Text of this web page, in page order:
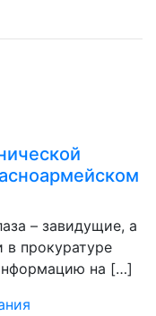
– завидущие, а
в прокуратуре
на […]